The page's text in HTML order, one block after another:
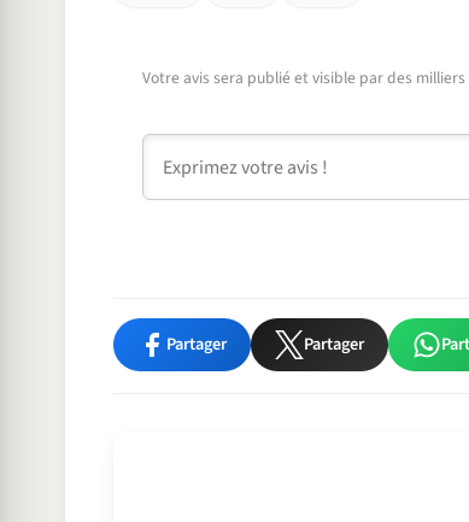
Votre avis sera publié et visible par des
Partager Partager